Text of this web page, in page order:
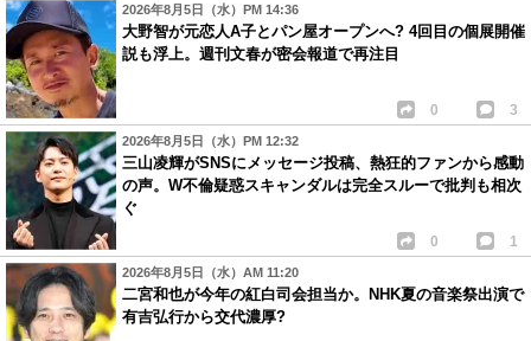
2026年8月5日（水）PM 14:36
大野智が元恋人A子とパン屋オープンへ? 4回目の個展開催
説も浮上。週刊文春が密会報道で再注目
0 3
2026年8月5日（水）PM 12:32
三山凌輝がSNSにメッセージ投稿、熱狂的ファンから感動
の声。W不倫疑惑スキャンダルは完全スルーで批判も相次
ぐ
0 1
2026年8月5日（水）AM 11:20
二宮和也が今年の紅白司会担当か。NHK夏の音楽祭出演で
有吉弘行から交代濃厚?